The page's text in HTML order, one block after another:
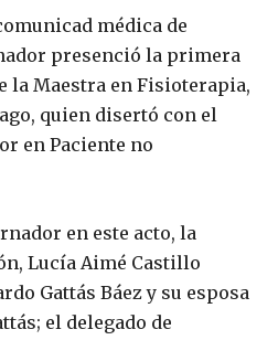
médica de
presenció la primera
la Maestra en Fisioterapia,
quien disertó con el
en Paciente no
en este acto, la
Lucía Aimé Castillo
Gattás Báez y su esposa
el delegado de